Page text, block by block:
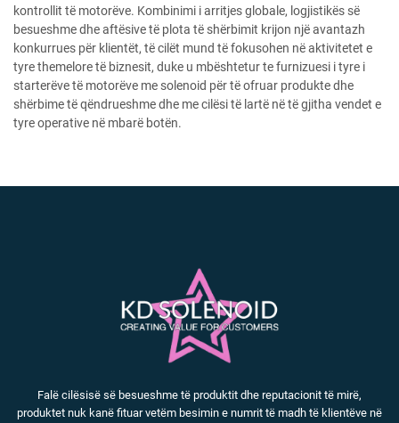
kontrollit të motorëve. Kombinimi i arritjes globale, logjistikës së
besueshme dhe aftësive të plota të shërbimit krijon një avantazh
konkurrues për klientët, të cilët mund të fokusohen në aktivitetet e
tyre themelore të biznesit, duke u mbështetur te furnizuesi i tyre i
starterëve të motorëve me solenoid për të ofruar produkte dhe
shërbime të qëndrueshme dhe me cilësi të lartë në të gjitha vendet e
tyre operative në mbarë botën.
Falë cilësisë së besueshme të produktit dhe reputacionit të mirë,
produktet nuk kanë fituar vetëm besimin e numrit të madh të klientëve në